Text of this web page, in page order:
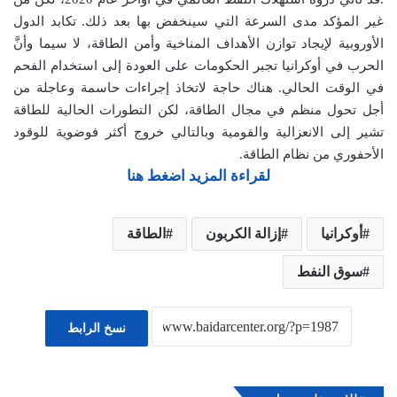
غير المؤكد مدى السرعة التي سينخفض بها بعد ذلك. تكابد الدول
الأوروبية لإيجاد توازن الأهداف المناخية وأمن الطاقة، لا سيما وأنَّ
الحرب في أوكرانيا تجبر الحكومات على العودة إلى استخدام الفحم
في الوقت الحالي. هناك حاجة لاتخاذ إجراءات حاسمة وعاجلة من
أجل تحول منظم في مجال الطاقة، لكن التطورات الحالية للطاقة
تشير إلى الانعزالية والقومية وبالتالي خروج أكثر فوضوية للوقود
الأحفوري من نظام الطاقة.
لقراءة المزيد اضغط هنا
أوكرانيا إزالة الكربون الطاقة
سوق النفط
نسخ الرابط